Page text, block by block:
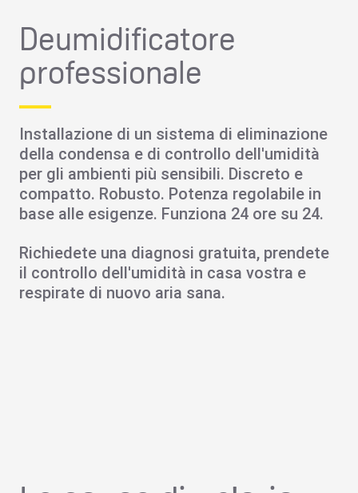
Deumidificatore
professionale
Installazione di un sistema di eliminazione
della condensa e di controllo dell'umidità
per gli ambienti più sensibili. Discreto e
compatto. Robusto. Potenza regolabile in
base alle esigenze. Funziona 24 ore su 24.
Richiedete una diagnosi gratuita, prendete
il controllo dell'umidità in casa vostra e
respirate di nuovo aria sana.